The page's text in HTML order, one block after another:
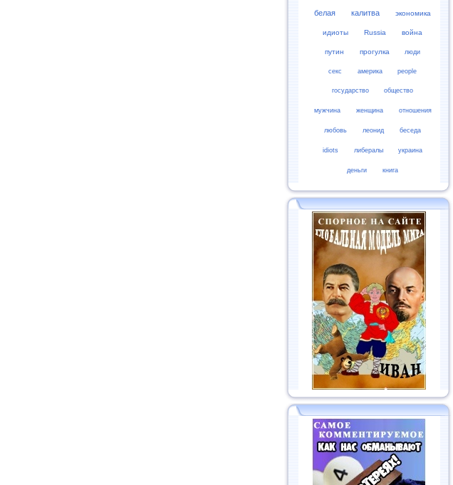
белая калитва экономика
идиоты Russia война
путин прогулка люди
секс америка people
государство общество
мужчина женщина отношения
любовь леонид беседа
idiots либералы украина
деньги книга